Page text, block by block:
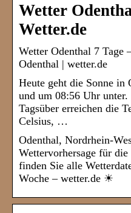
Wetter
Wetter.de
Wetter Odenthal 7 Tage
Odenthal | wetter.de
Heute geht die Sonne in
und um 08:56 Uhr
Tagsüber erreichen die
Celsius, …
Odenthal, Nordrhein-
Wettervorhersage für
finden Sie alle
Woche – wetter.de ☀